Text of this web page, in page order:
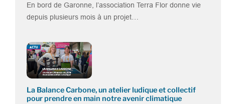
En bord de Garonne, l’association Terra Flor donne vie
depuis plusieurs mois à un projet…
La Balance Carbone, un atelier ludique et collectif
pour prendre en main notre avenir climatique